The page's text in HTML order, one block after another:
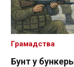
Бунт у
Грамадства